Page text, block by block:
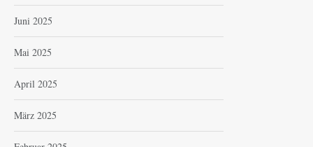
Juni 2025
Mai 2025
April 2025
März 2025